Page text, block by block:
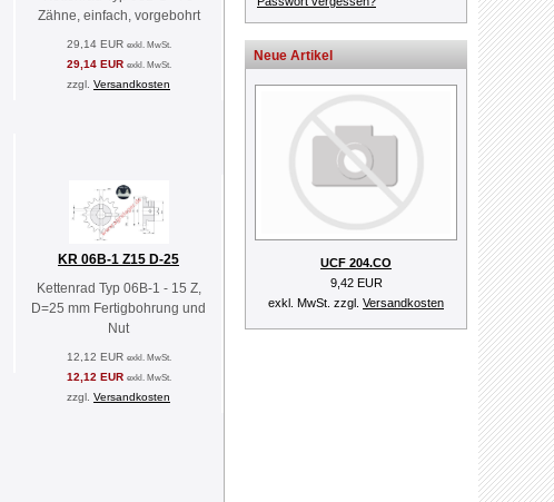
Zähne, einfach, vorgebohrt
29,14 EUR exkl. MwSt.
29,14 EUR exkl. MwSt.
zzgl. Versandkosten
KR 06B-1 Z15 D-25
Kettenrad Typ 06B-1 - 15 Z,
D=25 mm Fertigbohrung und
Nut
12,12 EUR exkl. MwSt.
12,12 EUR exkl. MwSt.
zzgl. Versandkosten
Neue Artikel
UCF 204.CO
9,42 EUR
exkl. MwSt. zzgl. Versandkosten